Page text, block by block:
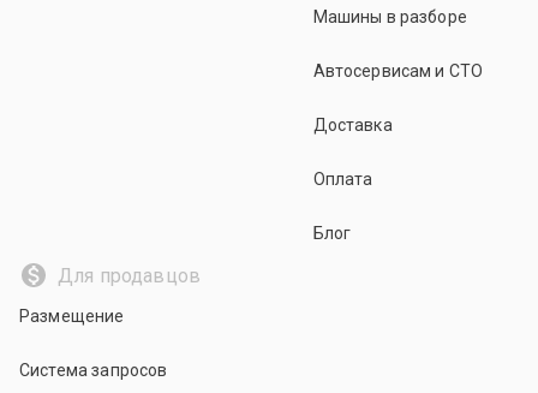
Машины в разборе
Автосервисам и СТО
Доставка
Оплата
Блог
Для продавцов
Размещение
Система запросов